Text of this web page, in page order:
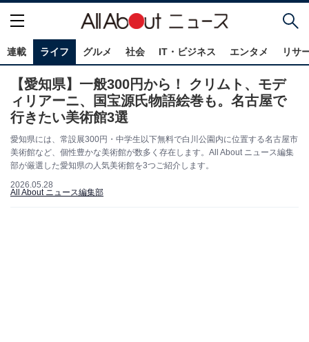
連載 ライフ グルメ 社会 IT・ビジネス エンタメ リサ
【愛知県】一般300円から！ クリムト、モデ
ィリアーニ、国宝源氏物語絵巻も。名古屋で
行きたい美術館3選
愛知県には、常設展300円・中学生以下無料で白川公園内に位置する名古屋市
美術館など、個性豊かな美術館が数多く存在します。All About ニュース編集
部が厳選した愛知県の人気美術館を3つご紹介します。
2026.05.28
All About ニュース編集部